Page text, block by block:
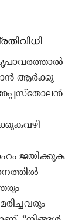
ആർക്കു
ജയിക്കുക